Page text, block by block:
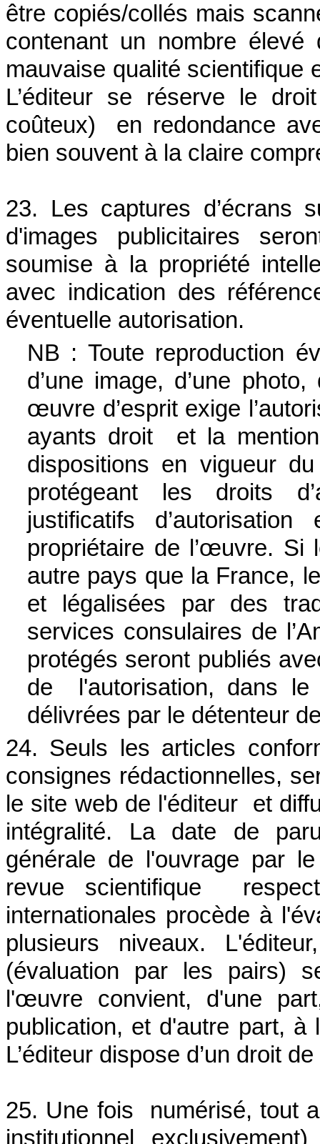
être copiés/collés mais
contenant un nombre
mauvaise qualité scientifique
L’éditeur se réserve le
coûteux) en redondance
bien souvent à la claire
23. Les captures d’écrans
d'images publicitaires
soumise à la propriété
avec indication des
éventuelle autorisation.
NB : Toute reproduction
d’une image, d’une
œuvre d’esprit exige
ayants droit et la
dispositions en vigueur
protégeant les droits
justificatifs
propriétaire de l’œuvre. Si
autre pays que la France,
et légalisées par des
services consulaires de
protégés seront publiés
de l'autorisation, dans le
délivrées par le détenteur
24. Seuls les articles
consignes rédactionnelles,
le site web de l'éditeur et
intégralité. La date de
générale de l'ouvrage par
revue scientifique
internationales procède à
plusieurs niveaux.
(évaluation par les pairs)
l'œuvre convient, d'une
publication, et d'autre part, à
L’éditeur dispose d’un droit
25. Une fois numérisé, tout
institutionnel